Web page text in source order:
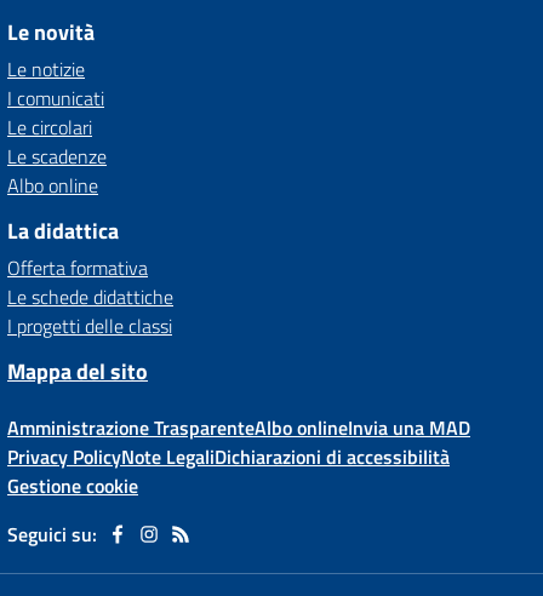
Le novità
Le notizie
I comunicati
Le circolari
Le scadenze
Albo online
La didattica
Offerta formativa
Le schede didattiche
I progetti delle classi
Mappa del sito
Amministrazione TrasparenteAlbo onlineInvia una MAD
Privacy PolicyNote LegaliDichiarazioni di accessibilità
Gestione cookie
Seguici su: